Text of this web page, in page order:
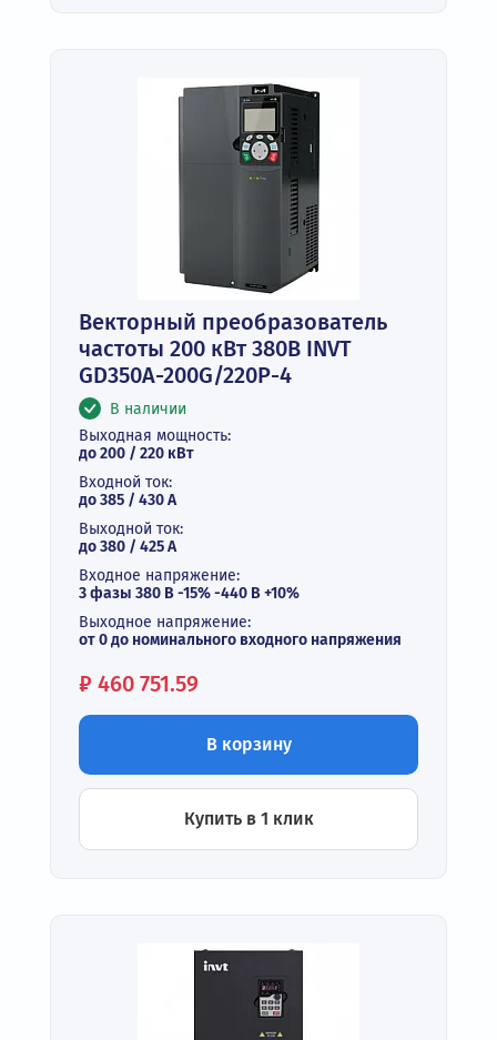
Векторный преобразователь
частоты 200 кВт 380В INVT
GD350A-200G/220P-4
В наличии
Выходная мощность:
до 200 / 220 кВт
Входной ток:
до 385 / 430 А
Выходной ток:
до 380 / 425 A
Входное напряжение:
3 фазы 380 В -15% -440 В +10%
Выходное напряжение:
от 0 до номинального входного напряжения
Цена:
₽ 460 751.59
В корзину
Купить в 1 клик